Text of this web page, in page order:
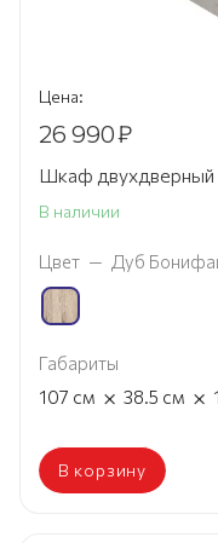
Цена:
26 990₽
Шкаф двухдверный
В наличии
Цвет — Дуб
Габариты
107 см × 38.5 см ×
В корзину